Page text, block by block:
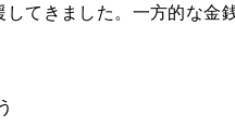
てきました。一方的な金